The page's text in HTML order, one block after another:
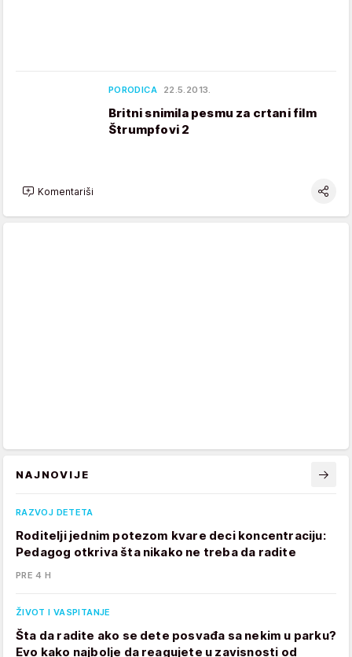
PORODICA 22.5.2013.
Britni snimila pesmu za crtani film
Štrumpfovi 2
Komentariši
NAJNOVIJE
RAZVOJ DETETA
Roditelji jednim potezom kvare deci koncentraciju:
Pedagog otkriva šta nikako ne treba da radite
PRE 4 H
ŽIVOT I VASPITANJE
Šta da radite ako se dete posvađa sa nekim u parku?
Evo kako najbolje da reagujete u zavisnosti od